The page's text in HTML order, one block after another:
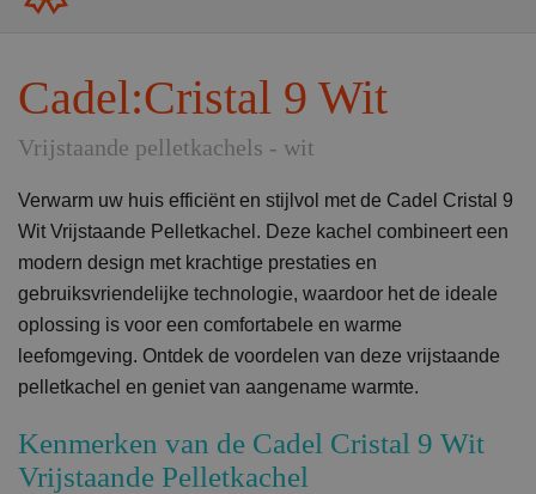
Cadel:Cristal 9 Wit
Vrijstaande pelletkachels - wit
Verwarm uw huis efficiënt en stijlvol met de Cadel Cristal 9
Wit Vrijstaande Pelletkachel. Deze kachel combineert een
modern design met krachtige prestaties en
gebruiksvriendelijke technologie, waardoor het de ideale
oplossing is voor een comfortabele en warme
leefomgeving. Ontdek de voordelen van deze vrijstaande
pelletkachel en geniet van aangename warmte.
Kenmerken van de Cadel Cristal 9 Wit
Vrijstaande Pelletkachel